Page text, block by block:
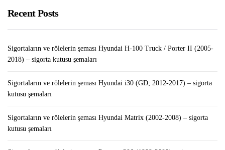
Recent Posts
Sigortaların ve rölelerin şeması Hyundai H-100 Truck / Porter II (2005-
2018) – sigorta kutusu şemaları
Sigortaların ve rölelerin şeması Hyundai i30 (GD; 2012-2017) – sigorta
kutusu şemaları
Sigortaların ve rölelerin şeması Hyundai Matrix (2002-2008) – sigorta
kutusu şemaları